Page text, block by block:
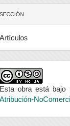
SECCIÓN
Artículos
Esta obra está bajo
Atribución-